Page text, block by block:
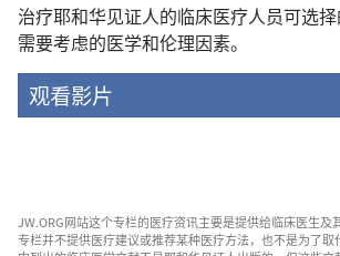
治疗耶和华见证人的临床医疗人员可选
需要考虑的医学和伦理因素。
观看影片
JW.ORG网站这个专栏的医疗资讯主要是提供给临床医生及
专栏并不提供医疗建议或推荐某种医疗方法，也不是为了取